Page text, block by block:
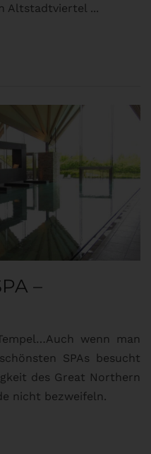
Altstadtviertel ...
–
wenn man
SPAs besucht
des Great Northern
nicht bezweifeln.